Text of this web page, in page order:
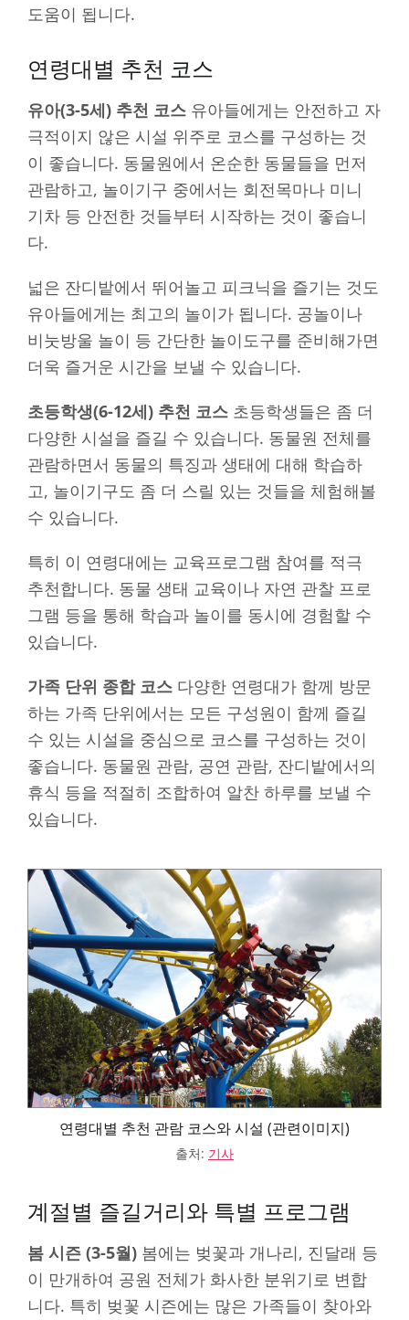
도움이 됩니다.
연령대별 추천 코스
유아(3-5세) 추천 코스 유아들에게는 안전하고 자
극적이지 않은 시설 위주로 코스를 구성하는 것
이 좋습니다. 동물원에서 온순한 동물들을 먼저
관람하고, 놀이기구 중에서는 회전목마나 미니
기차 등 안전한 것들부터 시작하는 것이 좋습니
다.
넓은 잔디밭에서 뛰어놀고 피크닉을 즐기는 것도
유아들에게는 최고의 놀이가 됩니다. 공놀이나
비눗방울 놀이 등 간단한 놀이도구를 준비해가면
더욱 즐거운 시간을 보낼 수 있습니다.
초등학생(6-12세) 추천 코스 초등학생들은 좀 더
다양한 시설을 즐길 수 있습니다. 동물원 전체를
관람하면서 동물의 특징과 생태에 대해 학습하
고, 놀이기구도 좀 더 스릴 있는 것들을 체험해볼
수 있습니다.
특히 이 연령대에는 교육프로그램 참여를 적극
추천합니다. 동물 생태 교육이나 자연 관찰 프로
그램 등을 통해 학습과 놀이를 동시에 경험할 수
있습니다.
가족 단위 종합 코스 다양한 연령대가 함께 방문
하는 가족 단위에서는 모든 구성원이 함께 즐길
수 있는 시설을 중심으로 코스를 구성하는 것이
좋습니다. 동물원 관람, 공연 관람, 잔디밭에서의
휴식 등을 적절히 조합하여 알찬 하루를 보낼 수
있습니다.
연령대별 추천 관람 코스와 시설 (관련이미지)
출처: 기사
계절별 즐길거리와 특별 프로그램
봄 시즌 (3-5월) 봄에는 벚꽃과 개나리, 진달래 등
이 만개하여 공원 전체가 화사한 분위기로 변합
니다. 특히 벚꽃 시즌에는 많은 가족들이 찾아와